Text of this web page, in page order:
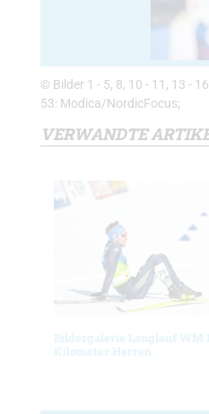
© Bilder 1 - 5, 8, 10 - 11, 13 -
53: Modica/NordicFocus;
VERWANDTE
Bildergalerie Langlauf WM
Kilometer Herren